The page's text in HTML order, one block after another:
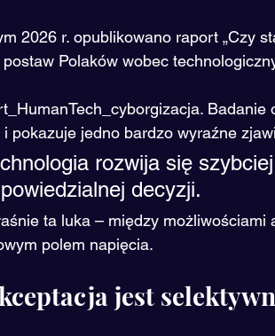
2026 r. opublikowano raport „Czy
Polaków wobec
Badanie
i pokazuje jedno bardzo wyraźne
rozwija się
decyzji.
ta luka – między
polem napięcia.
jest